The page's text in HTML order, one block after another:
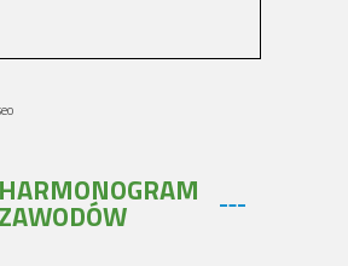
HARMONOGRAM
ZAWODÓW